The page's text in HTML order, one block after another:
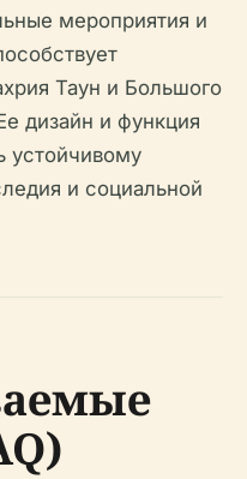
мероприятия и
Таун и Большого
дизайн и функция
устойчивому
и социальной